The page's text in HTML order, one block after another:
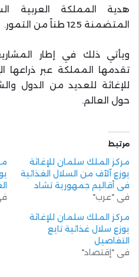
هدية المملكة العربية
المتضمنة 125 طناً من التمور
.
ويأتي ذلك في إطار المشاريع
تقدمها المملكة عبر ذراعها
للإغاثة للعديد من الدول
حول العالم.
مرتبط
مركز الملك سلمان للإغاثة
يوزع آلآف من السلال الغذائية
في أقاليم جمهورية تشاد
في "عرب"
مركز الملك سلمان للإغاثة
يوزع سلال غذائية تايع
التفاصيل
في "إقتصاد"